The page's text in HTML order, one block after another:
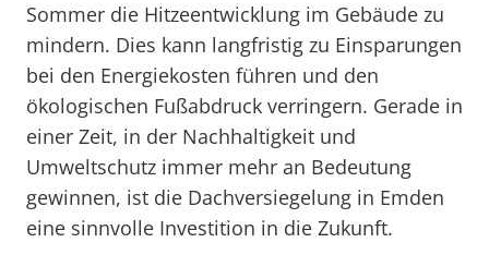
Sommer die Hitzeentwicklung im Gebäude zu
mindern. Dies kann langfristig zu Einsparungen
bei den Energiekosten führen und den
ökologischen Fußabdruck verringern. Gerade in
einer Zeit, in der Nachhaltigkeit und
Umweltschutz immer mehr an Bedeutung
gewinnen, ist die Dachversiegelung in Emden
eine sinnvolle Investition in die Zukunft.